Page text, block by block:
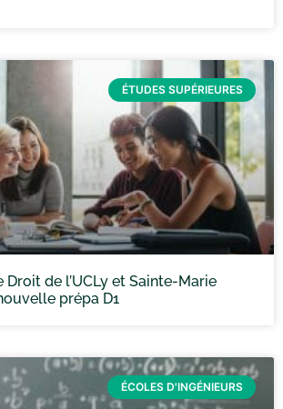
ÉTUDES SUPÉRIEURES
Droit de l’UCLy et Sainte-Marie
prépa D1
ÉCOLES D'INGÉNIEURS